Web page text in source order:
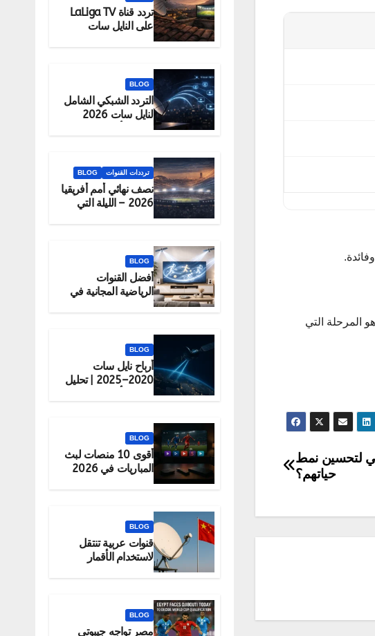
المرحلة التي
لتحسين نمط
حياتهم؟
تردد قناة LaLiga TV
على النايل سات
BLOG
التردد الشبكي الشامل
لنايل سات 2026
ترددات القنوات BLOG
نصف نهائي أمم أفريقيا
2026 – الليلة التي
BLOG
أفضل القنوات
الرياضية المجانية في
BLOG
أرباح نايل سات
2020–2025 | تحليل
BLOG
أقوى 10 منصات لبث
المباريات في 2026
BLOG
قنوات عربية تنتقل
لاستخدام الأقمار
BLOG
مصر تواجه جيبوتي